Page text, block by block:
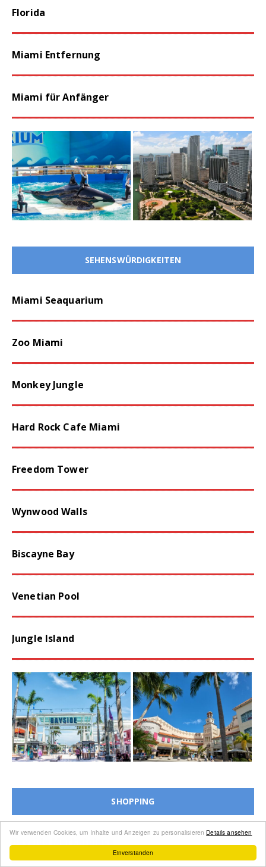
Einverstanden
Wir verwenden Cookies, um Inhalte und Anzeigen zu personalisieren Details ansehen
Florida
Miami Entfernung
Miami für Anfänger
SEHENSWÜRDIGKEITEN
Miami Seaquarium
Zoo Miami
Monkey Jungle
Hard Rock Cafe Miami
Freedom Tower
Wynwood Walls
Biscayne Bay
Venetian Pool
Jungle Island
SHOPPING